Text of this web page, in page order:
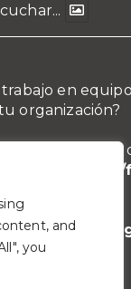
and
you
en
organización?
de formación